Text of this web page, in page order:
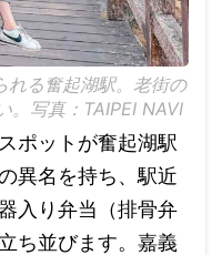
れる奮起湖駅。老街の
。写真：TAIPEI NAVI
ポットが奮起湖駅
異名を持ち、駅近
入り弁当（排骨弁
ち並びます。嘉義